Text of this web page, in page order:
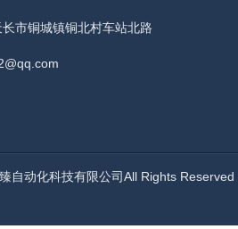
市铜城镇铜北村车站北路
自动化科技有限公司All Rights